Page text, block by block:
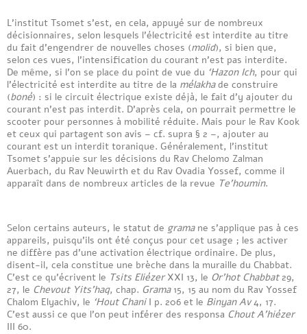
L’institut Tsomet s’est, en cela, appuyé sur de nombreux
décisionnaires, selon lesquels l’électricité est interdite au titre
du fait d’engendrer de nouvelles choses (molid), si bien que,
selon ces vues, l’intensification du courant n’est pas interdite.
De même, si l’on se place du point de vue du ‘Hazon Ich, pour qui
l’électricité est interdite au titre de la mélakhade construire
(boné) : si le circuit électrique existe déjà, le fait d’y ajouter du
courant n’est pas interdit. D’après cela, on pourrait permettre le
scooter pour personnes à mobilité réduite. Mais pour le Rav Kook
et ceux qui partagent son avis – cf. supra § 2 –, ajouter au
courant est un interdit toranique. Généralement, l’institut
Tsomet s’appuie sur les décisions du Rav Chelomo Zalman
Auerbach, du Rav Neuwirth et du Rav Ovadia Yossef, comme il
apparaît dans de nombreux articles de la revue Te’houmin.
Selon certains auteurs, le statut de grama ne s’applique pas à ces
appareils, puisqu’ils ont été conçus pour cet usage ; les activer
ne diffère pas d’une activation électrique ordinaire. De plus,
disent-il, cela constitue une brèche dans la muraille du Chabbat.
C’est ce qu’écrivent le Tsits EliézerXXI 13, le Or’hot Chabbat29,
27, le Chevout Yits’haq, chap. Grama15, 15 au nom du Rav Yossef
Chalom Elyachiv, le ‘Hout ChaniI p. 206 et le Binyan Av4, 17.
C’est aussi ce que l’on peut inférer des responsa Chout A’hiézer
III 60.